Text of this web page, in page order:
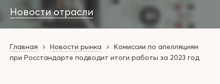
Новости отрасли
Главная Новости рынка
Комиссии по апелляциям
при Росстандарте подводит итоги работы за 2023 год